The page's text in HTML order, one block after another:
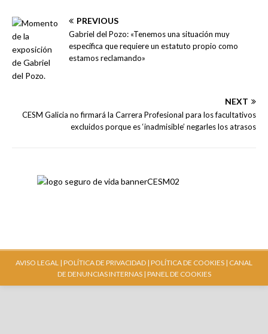
PREVIOUS
Gabriel del Pozo: «Tenemos una situación muy
específica que requiere un estatuto propio como
estamos reclamando»
NEXT
CESM Galicia no firmará la Carrera Profesional para los facultativos
excluidos porque es ‘inadmisible’ negarles los atrasos
AVISO LEGAL | POLÍTICA DE PRIVACIDAD | POLÍTICA DE COOKIES | CANAL
DE DENUNCIAS INTERNAS| PANEL DE COOKIES